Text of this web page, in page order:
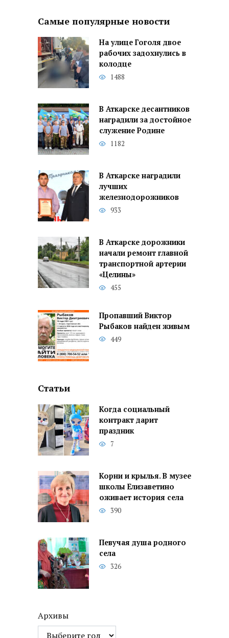
Самые популярные новости
На улице Гоголя двое
рабочих задохнулись в
колодце
1488
В Аткарске десантников
наградили за достойное
служение Родине
1182
В Аткарске наградили
лучших
железнодорожников
933
В Аткарске дорожники
начали ремонт главной
транспортной артерии
«Целины»
455
Пропавший Виктор
Рыбаков найден живым
449
Статьи
Когда социальный
контракт дарит
праздник
7
Корни и крылья. В музее
школы Елизаветино
оживает история села
390
Певучая душа родного
села
326
Архивы